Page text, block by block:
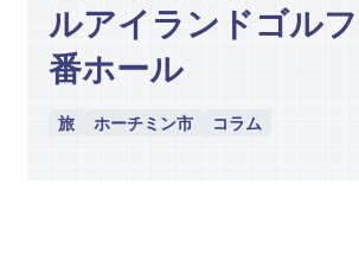
ルアイランドゴル
番ホール
旅 ホーチミン市 コラム